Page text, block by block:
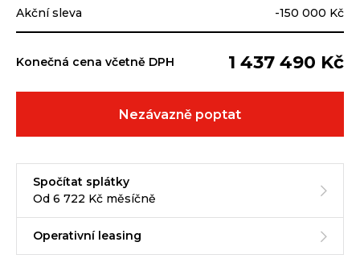
Akční sleva
-150 000 Kč
Konečná cena včetně DPH 1 437 490 Kč
Nezávazně poptat
Spočítat splátky
Od 6 722 Kč měsíčně
Operativní leasing